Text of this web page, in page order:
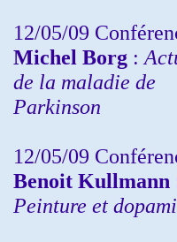
12/05/09
Michel Borg :
de la maladie de
Parkinson
12/05/09
Benoit Kullmann
Peinture et